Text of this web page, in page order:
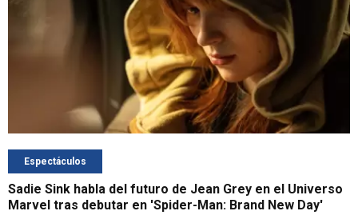
Espectáculos
Sadie Sink habla del futuro de Jean Grey en el Universo
Marvel tras debutar en 'Spider-Man: Brand New Day'